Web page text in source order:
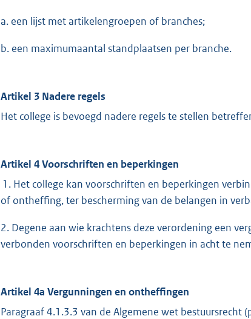
a. een lijst met artikelengroepen of branches;
b. een maximumaantal standplaatsen per branche.
Artikel 3 Nadere regels
Het college is bevoegd nadere regels te stellen
Artikel 4 Voorschriften en beperkingen
1. Het college kan voorschriften en beperkingen
of ontheffing, ter bescherming van de belangen in
2. Degene aan wie krachtens deze verordening een
verbonden voorschriften en beperkingen in acht te
Artikel 4a Vergunningen en ontheffingen
Paragraaf 4.1.3.3 van de Algemene wet bestuursrecht